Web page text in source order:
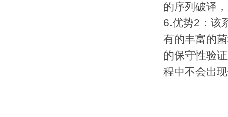
的序列破译
6.优势2：该
有的丰富的
的保守性验
程中不会出